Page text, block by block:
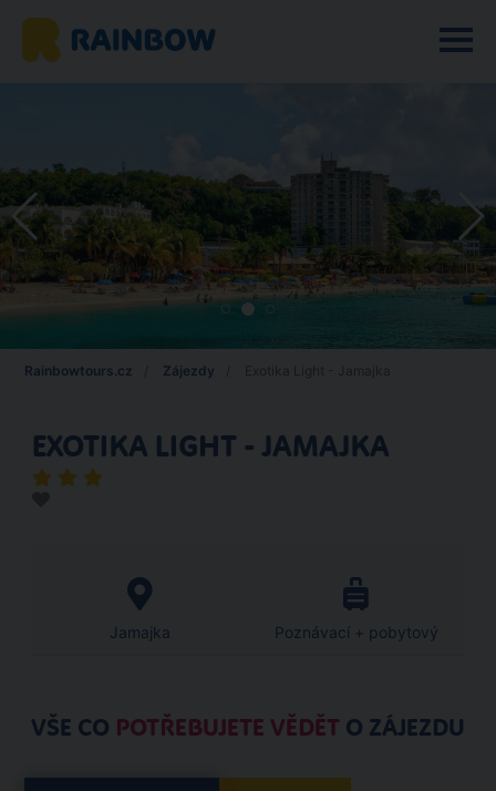
Rainbowtours.cz Zájezdy
EXOTIKA LIGHT - JAMAJKA
Jamajka Poznávací + pobytový
VŠE CO POTŘEBUJETE VĚDĚT O ZÁJEZDU